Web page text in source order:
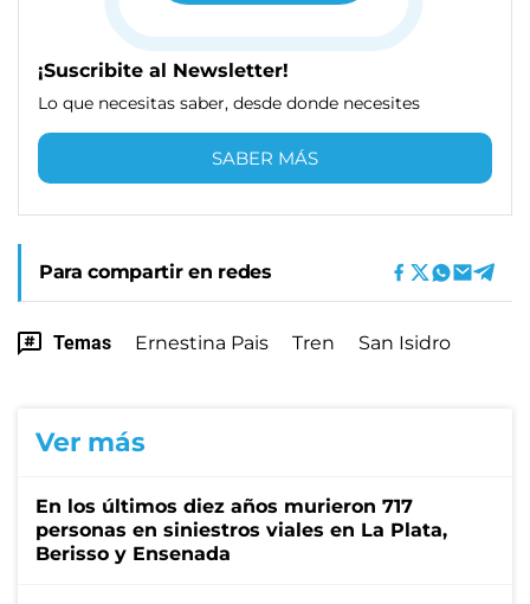
¡Suscribite al Newsletter!
Lo que necesitas saber, desde donde necesites
SABER MÁS
Para compartir en redes
Temas Ernestina Pais Tren San Isidro
Ver más
En los últimos diez años murieron 717
personas en siniestros viales en La Plata,
Berisso y Ensenada